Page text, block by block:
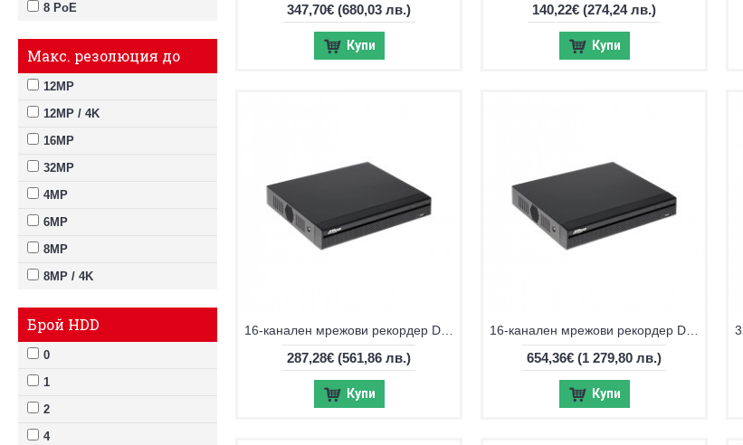
8 PoE
Макс. резолюция до
12MP
12MP / 4K
16MP
32MP
4MP
6MP
8MP
8MP / 4K
Брой HDD
0
1
2
4
347,70€ (680,03 лв.)
Купи
140,22€ (274,24 лв.)
Купи
287,28€ (561,86 лв.)
Купи
654,36€ (1 279,80 лв.)
Купи